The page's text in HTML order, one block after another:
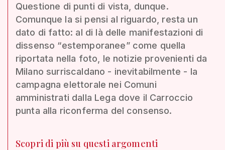
Questione di punti di vista, dunque.
Comunque la si pensi al riguardo, resta un
dato di fatto: al di là delle manifestazioni di
dissenso “estemporanee” come quella
riportata nella foto, le notizie provenienti da
Milano surriscaldano - inevitabilmente - la
campagna elettorale nei Comuni
amministrati dalla Lega dove il Carroccio
punta alla riconferma del consenso.
Scopri di più su questi argomenti